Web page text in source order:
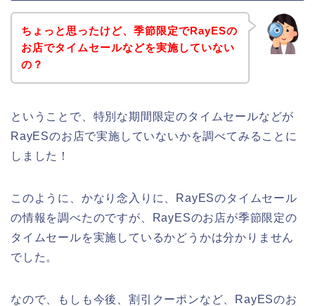
ちょっと思ったけど、季節限定でRayESの
お店でタイムセールなどを実施していない
の？
ということで、特別な期間限定のタイムセールなどが
RayESのお店で実施していないかを調べてみることに
しました！
このように、かなり念入りに、RayESのタイムセール
の情報を調べたのですが、RayESのお店が季節限定の
タイムセールを実施しているかどうかは分かりません
でした。
なので、もしも今後、割引クーポンなど、RayESのお